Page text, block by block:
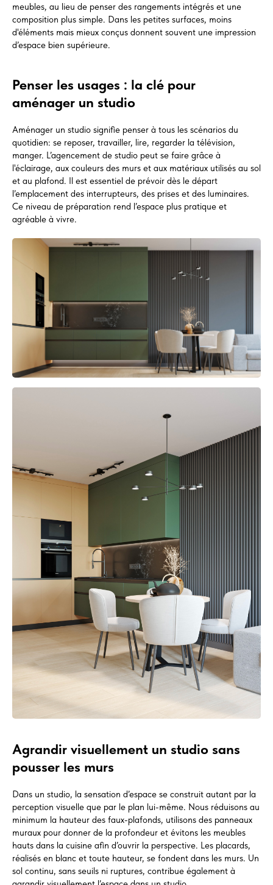
meubles, au lieu de penser des rangements intégrés et une
composition plus simple. Dans les petites surfaces, moins
d'éléments mais mieux conçus donnent souvent une impression
d’espace bien supérieure.
Penser les usages : la clé pour
aménager un studio
Aménager un studio signifie penser à tous les scénarios du
quotidien: se reposer, travailler, lire, regarder la télévision,
manger. L’agencement de studio peut se faire grâce à
l'éclairage, aux couleurs des murs et aux matériaux utilisés au sol
et au plafond. Il est essentiel de prévoir dès le départ
l’emplacement des interrupteurs, des prises et des luminaires.
Ce niveau de préparation rend l’espace plus pratique et
agréable à vivre.
Agrandir visuellement un studio sans
pousser les murs
Dans un studio, la sensation d’espace se construit autant par la
perception visuelle que par le plan lui-même. Nous réduisons au
minimum la hauteur des faux-plafonds, utilisons des panneaux
muraux pour donner de la profondeur et évitons les meubles
hauts dans la cuisine afin d’ouvrir la perspective. Les placards,
réalisés en blanc et toute hauteur, se fondent dans les murs. Un
sol continu, sans seuils ni ruptures, contribue également à